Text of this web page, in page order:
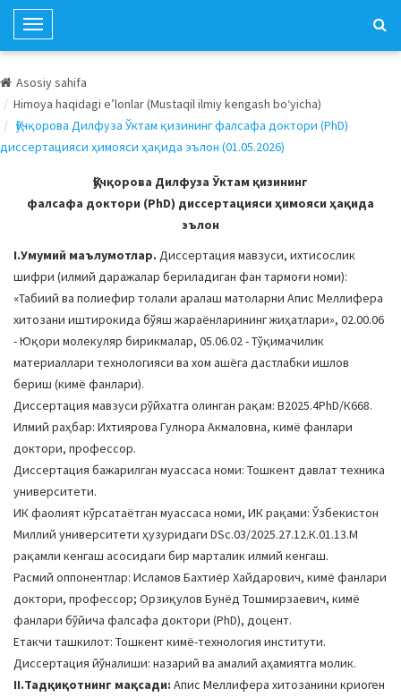
T
o
g
e
N
v
a
t
i
o
n
Asosiy sahifa
Himoya haqidagi e’lonlar (Mustaqil ilmiy kengash bo‘yicha)
Қўчқорова Дилфуза Ўктам қизининг фалсафа доктори (PhD)
диссертацияси ҳимояси ҳақида эълон (01.05.2026)
Қўчқорова Дилфуза Ўктам қизининг
фалсафа доктори (PhD) диссертацияси ҳимояси ҳақида
эълон
I.Умумий маълумотлар. Диссертация мавзуси, ихтисослик
шифри (илмий даражалар бериладиган фан тармоғи номи):
«Табиий ва полиефир толали аралаш матоларни Апис Меллифера
хитозани иштирокида бўяш жараёнларининг жиҳатлари», 02.00.06
- Юқори молекуляр бирикмалар, 05.06.02 - Тўқимачилик
материаллари технологияси ва хом ашёга дастлабки ишлов
бериш (кимё фанлари).
Диссертация мавзуси рўйхатга олинган рақам: B2025.4PhD/К668.
Илмий раҳбар: Ихтиярова Гулнора Акмаловна, кимё фанлари
доктори, профессор.
Диссертация бажарилган муассаса номи: Тошкент давлат техника
университети.
ИК фаолият кўрсатаётган муассаса номи, ИК рақами: Ўзбекистон
Миллий университети ҳузуридаги DSc.03/2025.27.12.К.01.13.М
рақамли кенгаш асосидаги бир марталик илмий кенгаш.
Расмий оппонентлар: Исламов Бахтиёр Хайдарович, кимё фанлари
доктори, профессор; Орзиқулов Бунёд Тошмирзаевич, кимё
фанлари бўйича фалсафа доктори (PhD), доцент.
Етакчи ташкилот: Тошкент кимё-технология институти.
Диссертация йўналиши: назарий ва амалий аҳамиятга молик.
II.Тадқиқотнинг мақсади: Апис Меллифера хитозанини криоген